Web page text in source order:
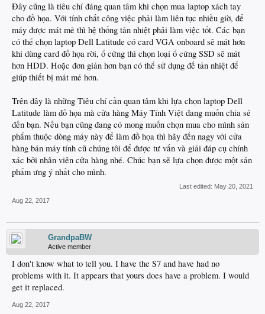
Đây cũng là tiêu chí đáng quan tâm khi chọn mua laptop xách tay
cho đồ họa. Với tính chất công việc phải làm liên tục nhiều giờ, để
máy được mát mẻ thì hệ thống tản nhiệt phải làm việc tốt. Các bạn
có thể chọn laptop Dell Latitude có card VGA onboard sẽ mát hơn
khi dùng card đồ họa rời, ổ cứng thì chọn loại ổ cứng SSD sẽ mát
hơn HDD. Hoặc đơn giản hơn bạn có thể sử dụng đế tản nhiệt để
giúp thiết bị mát mẻ hơn.
Trên đây là những Tiêu chí cần quan tâm khi lựa chọn laptop Dell
Latitude làm đồ họa mà cửa hàng Máy Tính Việt đang muốn chia sẻ
đến bạn. Nếu bạn cũng đang có mong muốn chọn mua cho mình sản
phẩm thuộc dòng máy này để làm đồ họa thì hãy đến nagy với cửa
hàng bán máy tính cũ chúng tôi để được tư vấn và giải đáp cụ chính
xác bởi nhân viên cửa hàng nhé. Chúc bạn sẽ lựa chọn được một sản
phẩm ưng ý nhất cho mình.
Last edited: May 20, 2021
Aug 22, 2017
GrandpaBW
Active member
I don't know what to tell you. I have the S7 and have had no
problems with it. It appears that yours does have a problem. I would
get it replaced.
Aug 22, 2017